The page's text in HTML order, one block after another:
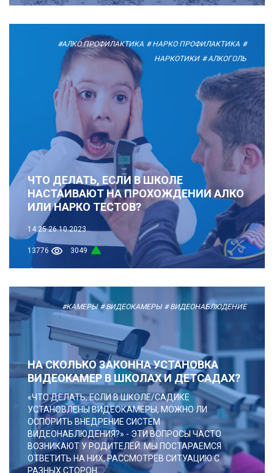
#АЛКО ПРОФИЛАКТИКА # НАРКО ПРОФИЛАКТИКА #
НАРКОТИКИ # АЛКОГОЛЬ
ЧТО ДЕЛАТЬ, ЕСЛИ В ШКОЛЕ
НАСТАИВАЮТ НА ПРОХОЖДЕНИИ АЛКО
ИЛИ НАРКО ТЕСТОВ?
14:25 26.10.2023
13776 3049
#КАМЕРЫ # ВИДЕОКАМЕРЫ # ВИДЕОНАБЛЮДЕНИЕ
НА СКОЛЬКО ЗАКОННА УСТАНОВКА
ВИДЕОКАМЕР В ШКОЛАХ И ДЕТСАДАХ?
«ЧТО ДЕЛАТЬ, ЕСЛИ В ШКОЛЕ/САДИКЕ
УСТАНОВЛЕНЫ ВИДЕОКАМЕРЫ, МОЖНО ЛИ
ОСПОРИТЬ ВНЕДРЕНИЕ СИСТЕМ
ВИДЕОНАБЛЮДЕНИЯ?» - ЭТИ ВОПРОСЫ ЧАСТО
ВОЗНИКАЮТ У РОДИТЕЛЕЙ. МЫ ПОСТАРАЕМСЯ
ОТВЕТИТЬ НА НИХ, РАССМОТРЕВ СИТУАЦИЮ С
РАЗНЫХ СТОРОН.